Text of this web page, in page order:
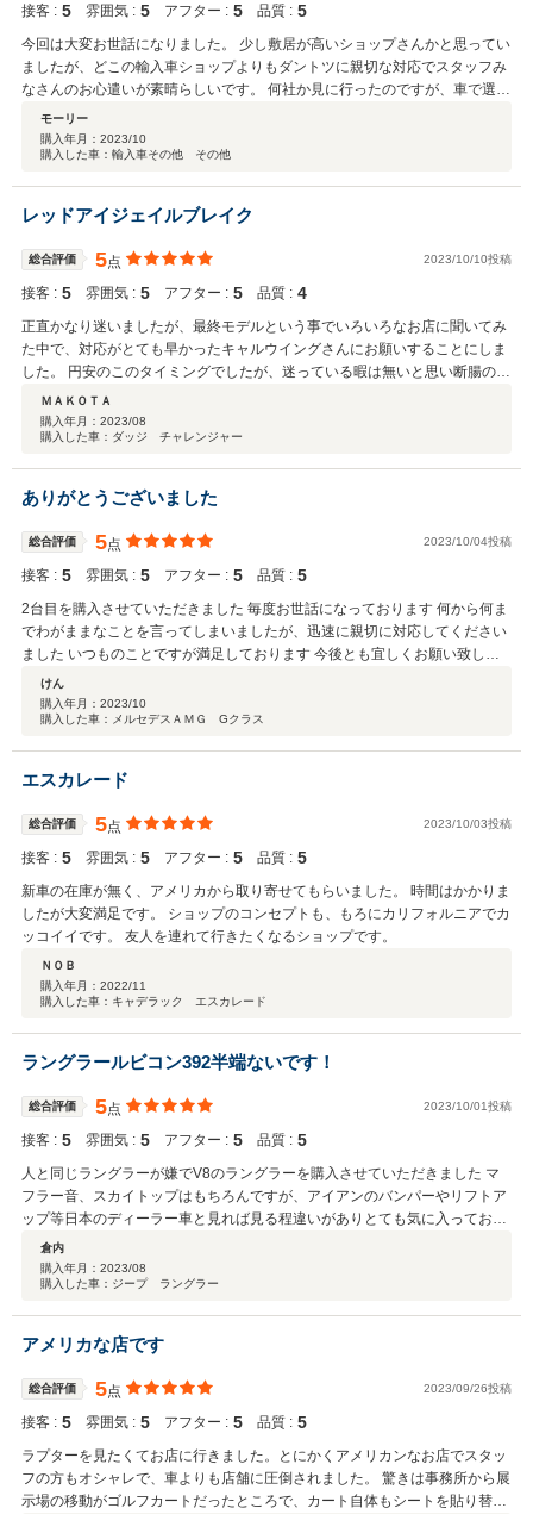
接客 : 5 雰囲気 : 5 アフター : 5 品質 : 5
今回は大変お世話になりました。 少し敷居が高いショップさんかと思ってい
ましたが、どこの輸入車ショップよりもダントツに親切な対応でスタッフみ
なさんのお心遣いが素晴らしいです。 何社か見に行ったのですが、車で選ん
だというより、お店を選んで購入しました。 スタッフみなさんが、気持ちの
良い挨拶を徹底している印象でした。 さすがキャルウイングさんです。 今
後とも宜しくお願い致します。
モーリー
購入年月： 2023/10
購入した車：輸入車その他 その他
レッドアイジェイルブレイク
総合評価 5点 2023/10/10投稿
接客 : 5 雰囲気 : 5 アフター : 5 品質 : 4
正直かなり迷いましたが、最終モデルという事でいろいろなお店に聞いてみ
た中で、対応がとても早かったキャルウイングさんにお願いすることにしま
した。 円安のこのタイミングでしたが、迷っている暇は無いと思い断腸の思
いで購入を決意しました。 800馬力を試す場所が無いのが心残りですが、湧
き上がるようなパワーはとにかくすごいの一言で面白い車です。結果購入し
て良かったと思います！今後ともよろしくお願い致します。
ＭＡＫＯＴＡ
購入年月： 2023/08
購入した車：ダッジ チャレンジャー
ありがとうございました
総合評価 5点 2023/10/04投稿
接客 : 5 雰囲気 : 5 アフター : 5 品質 : 5
2台目を購入させていただきました 毎度お世話になっております 何から何ま
でわがままなことを言ってしまいましたが、迅速に親切に対応してください
ました いつものことですが満足しております 今後とも宜しくお願い致しま
す。けん
購入年月： 2023/10
購入した車：メルセデスＡＭＧ Gクラス
エスカレード
総合評価 5点 2023/10/03投稿
接客 : 5 雰囲気 : 5 アフター : 5 品質 : 5
新車の在庫が無く、アメリカから取り寄せてもらいました。 時間はかかりま
したが大変満足です。 ショップのコンセプトも、もろにカリフォルニアでカ
ッコイイです。 友人を連れて行きたくなるショップです。
ＮＯＢ
購入年月： 2022/11
購入した車：キャデラック エスカレード
ラングラールビコン392半端ないです！
総合評価 5点 2023/10/01投稿
接客 : 5 雰囲気 : 5 アフター : 5 品質 : 5
人と同じラングラーが嫌でV8のラングラーを購入させていただきました マ
フラー音、スカイトップはもちろんですが、アイアンのバンパーやリフトア
ップ等日本のディーラー車と見れば見る程違いがありとても気に入っており
ます！ 今後はドンドンカスタムしていこうと思いますので宜しくお願い致し
ます！
倉内
購入年月： 2023/08
購入した車：ジープ ラングラー
アメリカな店です
総合評価 5点 2023/09/26投稿
接客 : 5 雰囲気 : 5 アフター : 5 品質 : 5
ラプターを見たくてお店に行きました。とにかくアメリカンなお店でスタッ
フの方もオシャレで、車よりも店舗に圧倒されました。 驚きは事務所から展
示場の移動がゴルフカートだったところで、カート自体もシートを貼り替え